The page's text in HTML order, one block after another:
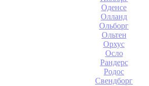
Оденсе
Олланд
Ольборг
Ольтен
Орхус
Осло
Рандерс
Родос
Свендборг